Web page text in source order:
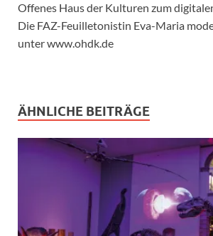
Offenes Haus der Kulturen zum
Die FAZ-Feuilletonistin Eva-Maria
unter www.ohdk.de
ÄHNLICHE BEITRÄGE